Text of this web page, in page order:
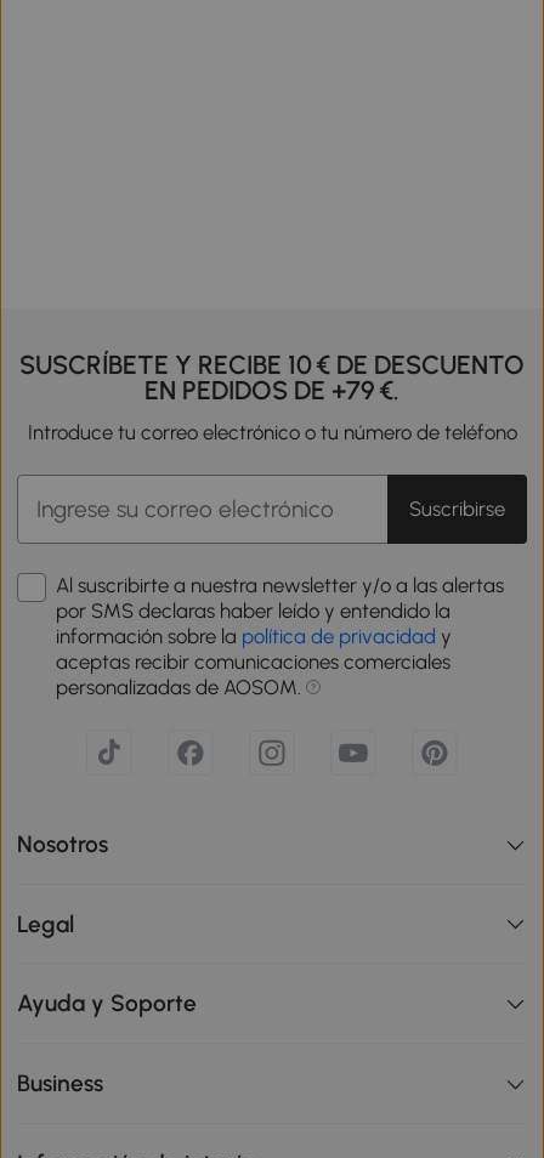
SUSCRÍBETE Y RECIBE 10 € DE DESCUENTO
EN PEDIDOS DE +79 €.
Introduce tu correo electrónico o tu número de teléfono
Suscribirse
Al suscribirte a nuestra newsletter y/o a las alertas
por SMS declaras haber leído y entendido la
información sobre la política de privacidad y
aceptas recibir comunicaciones comerciales
personalizadas de AOSOM.
Nosotros
Legal
Ayuda y Soporte
Business